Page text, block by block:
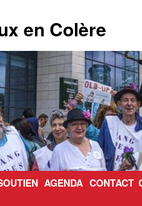
en Colère
AGENDA CONTACT